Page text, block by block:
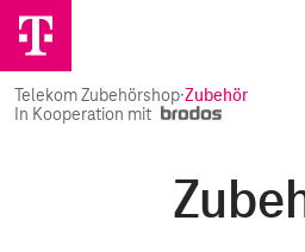
Telekom Zubehörshop·Zubehör
In Kooperation mit